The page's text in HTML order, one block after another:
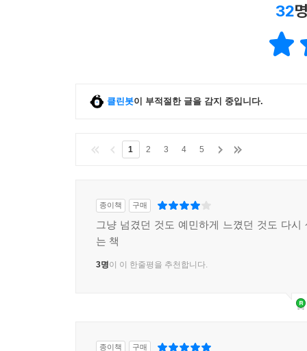
32
클린봇이 부적절한 글을 감지 중입니다.
1 2 3 4 5
종이책 구매
그냥 넘겼던 것도 예민하게 느꼈던 것도 다시
는 책
3명이 이 한줄평을 추천합니다.
종이책 구매